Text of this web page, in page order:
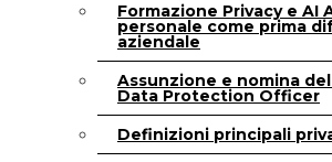
Formazione Privacy e AI
personale come prima
aziendale
Assunzione e nomina del
Data Protection Officer
Definizioni principali